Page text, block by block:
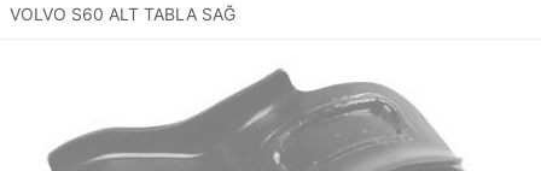
VOLVO S60 ALT TABLA SAĞ